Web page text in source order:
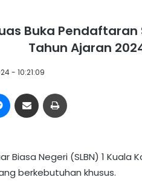
Buka
Tahun Ajaran
- 10:21:09
Messenger
Share via Email
Biasa Negeri (SLBN) 1
berkebutuhan khusus.